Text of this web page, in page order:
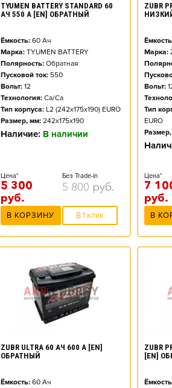
TYUMEN BATTERY STANDARD 60
АЧ 550 А [EN] ОБРАТНЫЙ
Ёмкость: 60Ач
Марка: TYUMEN BATTERY
Полярность: Обратная
Пусковой ток: 550
Вольт: 12
Технология: Ca/Ca
Тип корпуса: L2 (242x175x190) EURO
Размер, мм: 242x175x190
Наличие: В наличии
Цена*
5 300
руб.
Без Trade-in
5 800 руб.
В КОРЗИНУ В 1 клик
ZUBR
Марка:
Вольт:
Тип
EURO
Цена*
7
руб.
В
ZUBR ULTRA 60 АЧ 600 А [EN]
ОБРАТНЫЙ
Ёмкость: 60Ач
ZUBR
[EN]